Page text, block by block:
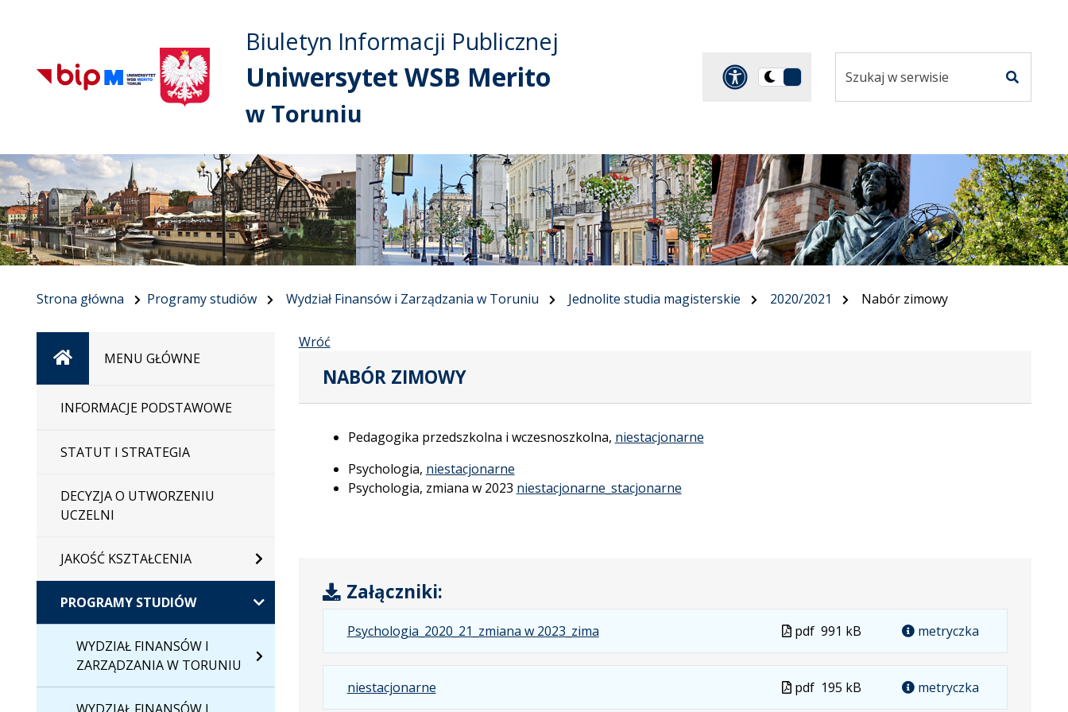
Przejdź do
głównego menu
Przejdź do treści
Przejdź do mapy
serwisu
Biuletyn Informacji Publicznej
Uniwersytet WSB Merito
w Toruniu
Panel dostosowania
Przełącz
serwisie
Strona główna Programy studiów Wydział Finansów i Zarządzania w Toruniu Jednolite studia magisterskie 2020/2021 Nabór zimowy
StronaMENU GŁÓWNE
INFORMACJE PODSTAWOWE
STATUT I STRATEGIA
DECYZJA O UTWORZENIU
UCZELNI
JAKOŚĆ KSZTAŁCENIA
PROGRAMY STUDIÓW
WYDZIAŁ FINANSÓW I
ZARZĄDZANIA W TORUNIU
Wróć
NABÓR ZIMOWY
Pedagogika przedszkolna i wczesnoszkolna, niestacjonarne
Psychologia, niestacjonarne
Psychologia, zmiana w 2023 niestacjonarne_stacjonarne
Załączniki:
Psychologia_2020_21_zmiana w 2023_zima...
Plik
pdf 991 kB metryczka
niestacjonarne...
Plik
pdf 195 kB metryczka